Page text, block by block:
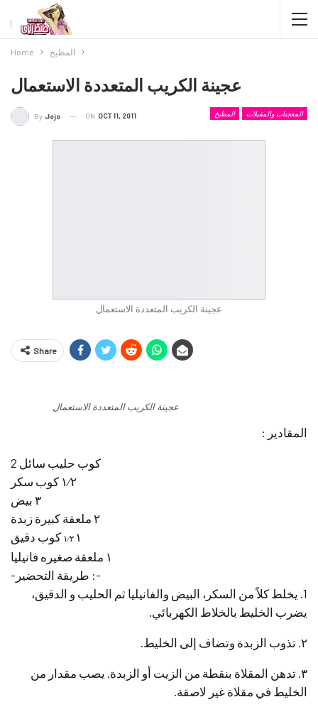
Home المطبخ
عجينة الكريب المتعددة الاستعمال
المطبخ المعجنات والمقبلات By Jojo ON OCT 11, 2011
عجينة الكريب المتعددة الاستعمال
Share
عجينة الكريب المتعددة الاستعمال
المقادير :
2 كوب حليب سائل
١⁄٢ كوب سكر
٣ بيض
٢ ملعقة كبيرة زبدة
١
كوب دقيق
١ ملعقة صغيره فانيليا
-طريقة التحضير :-
1. يخلط كلاً من السكر، البيض والفانيليا ثم الحليب و الدقيق،
يضرب الخليط بالخلاط الكهربائي.
٢. تذوب الزبدة وتضاف إلى الخليط.
٣. تدهن المقلاة بنقطة من الزيت أو الزبدة. يصب مقدار من
الخليط في مقلاة غير لاصقة.